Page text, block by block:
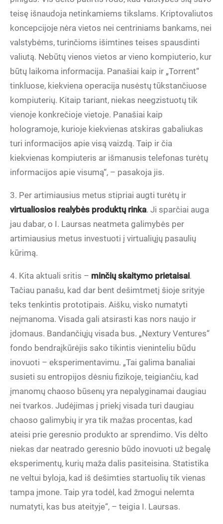
teisę išnaudoja netinkamiems tikslams. Kriptovaliutos
koncepcijoje nėra vietos nei centriniams bankams, nei
valstybėms, turinčioms išimtines teises spausdinti
valiutą. Nebūtų vienos vietos ar vieno kompiuterio, kur
būtų laikoma informacija. Panašiai kaip ir „Torrent“
tinkluose, kiekviena operacija nusėstų tūkstančiuose
kompiuterių. Kitaip tariant, niekas neegzistuotų tik
vienoje konkrečioje vietoje. Panašiai kaip
hologramoje, kurioje kiekvienas atskiras gabaliukas
turi informacijos apie visą vaizdą. Taip ir čia
kiekvienas kompiuteris ar išmanusis telefonas turėtų
informacijos apie visumą“, – pasakoja jis.
3. Per artimiausius metus stipriai augti turėtų ir
virtualiosios realybės produktų rinka. Ji sparčiai auga
jau dabar, o I. Laursas neatmeta galimybės per
artimiausius metus investuoti į virtualiųjų pasaulių
kūrimą.
4. Kita aktuali sritis – minčių skaitymo prietaisai.
Tačiau panašu, kad dar bent dešimtmetį šioje srityje
teks tenkintis prototipais. Aišku, visko numatyti
neįmanoma. Visada gali atsirasti kas nors naujo ir
įdomaus. Bandančiųjų visada bus. „Nextury Ventures“
fondo bendraįkūrėjis sako tikintis vieninteliu būdu
inovuoti – eksperimentavimu. „Tai galima banaliai
susieti su entropijos dėsniu fizikoje, teigiančiu, kad
įmanomų chaoso būsenų yra nepalyginamai daugiau
nei tvarkos. Judėjimas į priekį visada turi daugiau
chaoso galimybių ir yra tik mažas procentas, kad
ateisi prie geresnio produkto ar sprendimo. Vis dėlto
niekas dar neatrado geresnio būdo inovuoti už begalę
eksperimentų, kurių maža dalis pasiteisina. Statistika
ne veltui byloja, kad iš dešimties startuolių tik vienas
tampa įmone. Taip yra todėl, kad žmogui nelemta
numatyti, kas bus ateityje“, – teigia I. Laursas.